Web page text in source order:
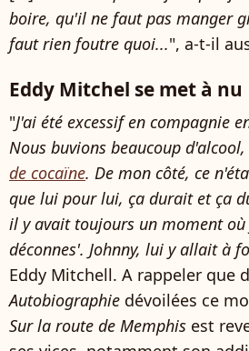
boire, qu'il ne faut pas manger
faut rien foutre quoi...", a-t-il
Eddy Mitchel se met à nu
"J'ai été excessif en compagnie
Nous buvions beaucoup d'alcool,
de cocaïne. De mon côté, ce
que lui pour lui, ça durait et ça
il y avait toujours un moment
déconnes'. Johnny, lui y allait à
Eddy Mitchell. A rappeler que
Autobiographie dévoilées ce
Sur la route de Memphis est